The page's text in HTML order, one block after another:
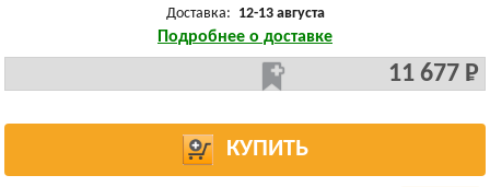
Доставка: 12-13 августа
Подробнее о доставке
11 677 Р
КУПИТЬ